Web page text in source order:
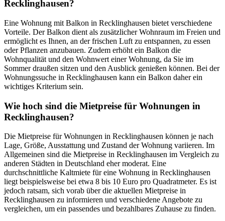
Recklinghausen?
Eine Wohnung mit Balkon in Recklinghausen bietet verschiedene
Vorteile. Der Balkon dient als zusätzlicher Wohnraum im Freien und
ermöglicht es Ihnen, an der frischen Luft zu entspannen, zu essen
oder Pflanzen anzubauen. Zudem erhöht ein Balkon die
Wohnqualität und den Wohnwert einer Wohnung, da Sie im
Sommer draußen sitzen und den Ausblick genießen können. Bei der
Wohnungssuche in Recklinghausen kann ein Balkon daher ein
wichtiges Kriterium sein.
Wie hoch sind die Mietpreise für Wohnungen in
Recklinghausen?
Die Mietpreise für Wohnungen in Recklinghausen können je nach
Lage, Größe, Ausstattung und Zustand der Wohnung variieren. Im
Allgemeinen sind die Mietpreise in Recklinghausen im Vergleich zu
anderen Städten in Deutschland eher moderat. Eine
durchschnittliche Kaltmiete für eine Wohnung in Recklinghausen
liegt beispielsweise bei etwa 8 bis 10 Euro pro Quadratmeter. Es ist
jedoch ratsam, sich vorab über die aktuellen Mietpreise in
Recklinghausen zu informieren und verschiedene Angebote zu
vergleichen, um ein passendes und bezahlbares Zuhause zu finden.